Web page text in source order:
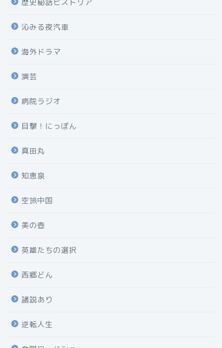
歴史秘話ヒストリア
沁みる夜汽車
海外ドラマ
演芸
病院ラジオ
目撃！にっぽん
真田丸
知恵泉
空旅中国
美の壺
英雄たちの選択
西郷どん
諸説あり
逆転人生